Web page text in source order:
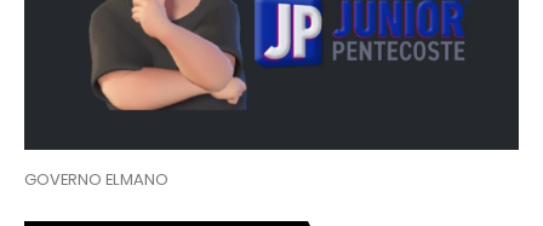
GOVERNO ELMANO